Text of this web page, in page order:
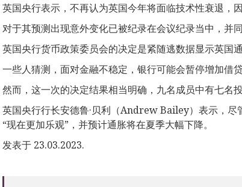
英国央行表示，不再认为英国今年将面临技术性衰退，
对于其预测出现意外变化已被纪录在会议纪录当中，并
英国央行货币政策委员会的决定是紧随逃数据显示英国
一些人猜测，面对金融不稳定，银行可能会暂停增加借
然而，这一次的决定结果相当明确，九名成员中有七名
英国央行行长安德鲁·贝利（Andrew Bailey）表示，尽
“现在更加乐观”，并预计通胀将在夏季大幅下降。
发表于 23.03.2023.